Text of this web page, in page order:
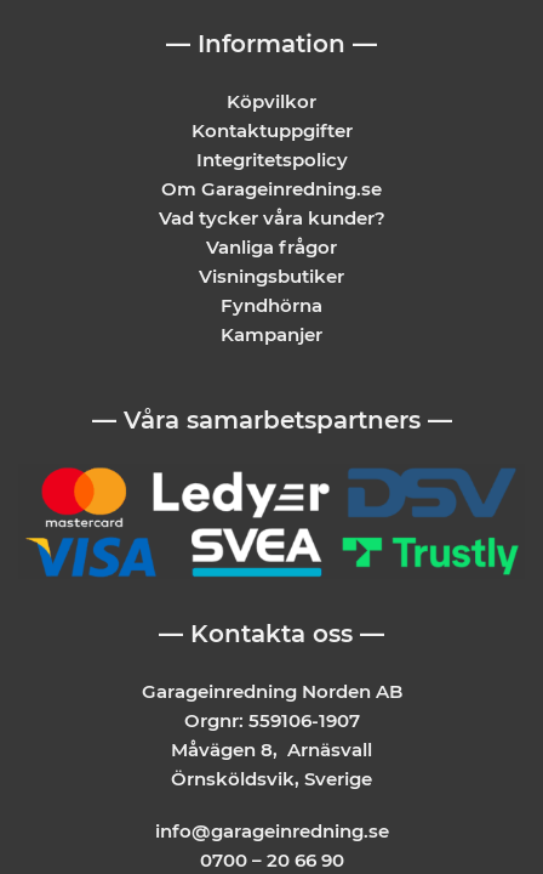
— Information —
Köpvilkor
Kontaktuppgifter
Integritetspolicy
Om Garageinredning.se
Vad tycker våra kunder?
Vanliga frågor
Visningsbutiker
Fyndhörna
Kampanjer
— Våra samarbetspartners —
— Kontakta oss —
Garageinredning Norden AB
Orgnr: 559106-1907
Måvägen 8, Arnäsvall
Örnsköldsvik, Sverige
info@garageinredning.se
0700 – 20 66 90